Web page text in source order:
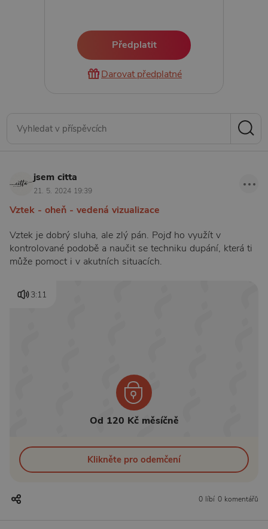
Předplatit
Darovat předplatné
jsem citta
21. 5. 2024 19:39
Vztek - oheň - vedená vizualizace
Vztek je dobrý sluha, ale zlý pán. Pojď ho využít v
kontrolované podobě a naučit se techniku dupání, která ti
může pomoct i v akutních situacích.
3:11
Od 120 Kč měsíčně
Klikněte pro odemčení
0 líbí 0 komentářů